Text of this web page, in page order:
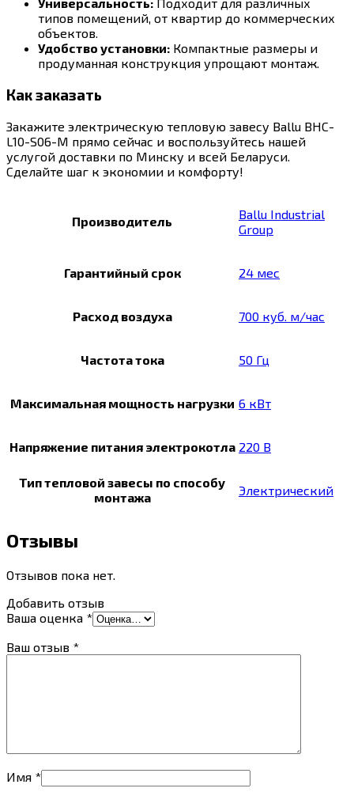
Универсальность: Подходит для различных
типов помещений, от квартир до коммерческих
объектов.
Удобство установки: Компактные размеры и
продуманная конструкция упрощают монтаж.
Как заказать
Закажите электрическую тепловую завесу Ballu BHC-
L10-S06-M прямо сейчас и воспользуйтесь нашей
услугой доставки по Минску и всей Беларуси.
Сделайте шаг к экономии и комфорту!
Производитель
Ballu Industrial
Group
Гарантийный срок 24 мес
Расход воздуха 700 куб. м/час
Частота тока 50 Гц
Максимальная мощность нагрузки 6 кВт
Напряжение питания электрокотла 220 В
Тип тепловой завесы по способу
монтажа
Электрический
Отзывы
Отзывов пока нет.
Добавить отзыв
Ваша оценка *
Ваш отзыв *
Имя *